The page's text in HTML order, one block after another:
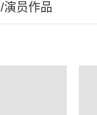
演员作品